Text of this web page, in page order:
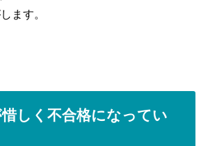
ます。
しく不合格になってい